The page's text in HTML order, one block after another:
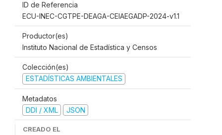
ID de Referencia
ECU-INEC-CGTPE-DEAGA-CEIAEGADP-2024-v1.1
Productor(es)
Instituto Nacional de Estadística y Censos
Colección(es)
ESTADÍSTICAS AMBIENTALES
Metadatos
DDI / XML
JSON
CREADO EL